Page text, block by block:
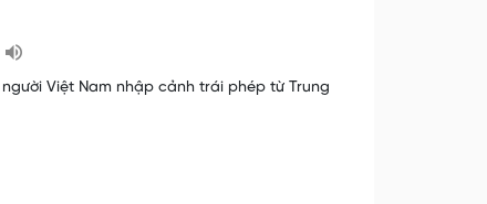
Việt Nam nhập cảnh trái phép từ Trung